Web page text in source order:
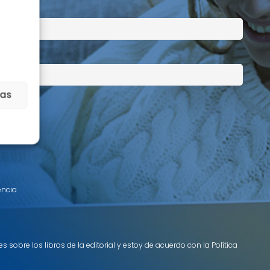
sobre los libros de la editorial y estoy de acuerdo con la Política